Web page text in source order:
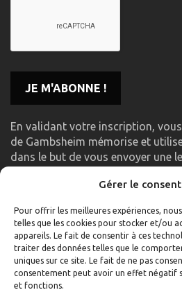
Gérer le
Pour offrir les meilleures expériences,
telles que les cookies pour stocker et/ou
appareils. Le fait de consentir à ces
traiter des données telles que le
uniques sur ce site. Le fait de ne pas
consentement peut avoir un effet négatif
et fonctions.
En validant votre inscription,
de Gambsheim mémorise et
dans le but de vous envoyer une
LIENS UTILES
Accueil
Formulaire de contact
Gambs TV